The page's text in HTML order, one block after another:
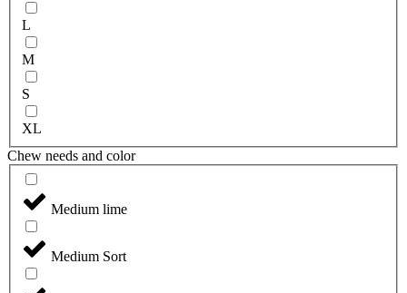
L
M
S
XL
Chew needs and color
Medium lime
Medium Sort